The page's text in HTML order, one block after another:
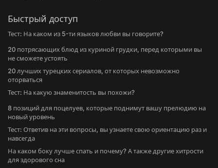
Быстрый доступ
Тест: На каком из 5-ти языков любви вы говорите?
20 потрясающих блюд из куриной грудки, перед которыми вы
не сможете устоять
20 лучших турецких сериалов, от которых невозможно
оторваться
Тест: На какую знаменитость вы похожи?
8 позиций для поцелуев, которые поднимут вашу прелюдию на
новый уровень
Тест: Ответив на эти вопросы, вы узнаете свою ориентацию раз и
навсегда
На каком боку лучше спать и почему? А также другие хитрости
для здорового сна